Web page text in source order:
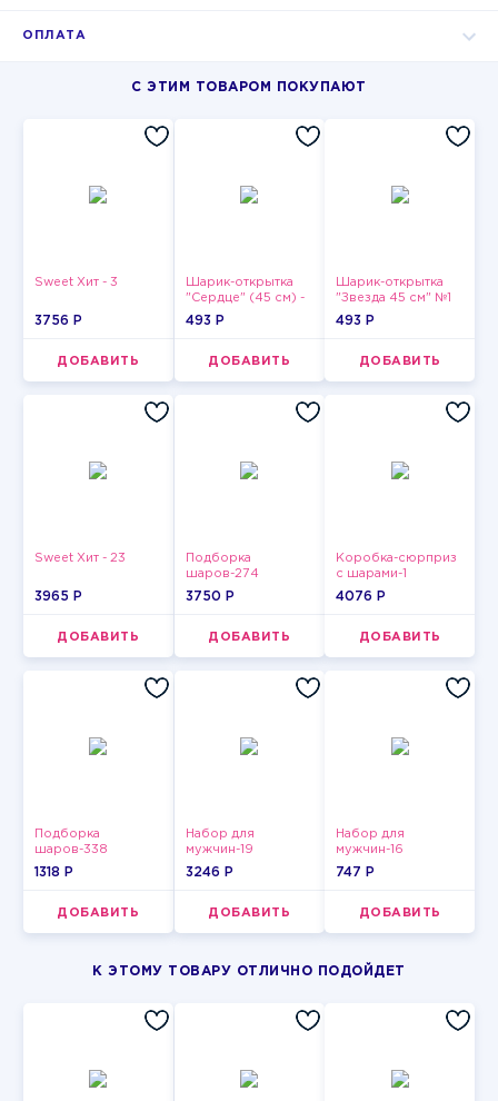
ОПЛАТА
С ЭТИМ ТОВАРОМ ПОКУПАЮТ
Sweet Хит - 3
3756 P
ДОБАВИТЬ
Шарик-открытка
"Сердце" (45 см) -
2
493 P
ДОБАВИТЬ
Шарик-открытка
"Звезда 45 см" №1
493 P
ДОБАВИТЬ
Sweet Хит - 23
3965 P
ДОБАВИТЬ
Подборка
шаров-274
3750 P
ДОБАВИТЬ
Коробка-сюрприз
с шарами-1
4076 P
ДОБАВИТЬ
Подборка
шаров-338
1318 P
ДОБАВИТЬ
Набор для
мужчин-19
3246 P
ДОБАВИТЬ
Набор для
мужчин-16
747 P
ДОБАВИТЬ
К ЭТОМУ ТОВАРУ ОТЛИЧНО ПОДОЙДЕТ